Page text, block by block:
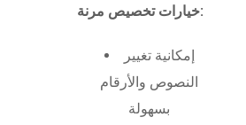
خيارات تخصيص مرنة:
إمكانية تغيير
النصوص والأرقام
بسهولة